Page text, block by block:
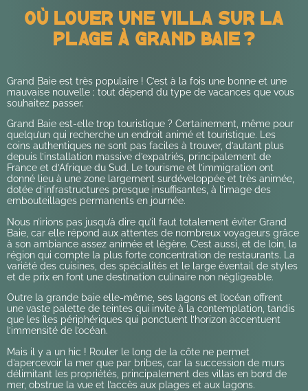
Où Louer Une Villa Sur La
Plage À Grand Baie ?
Grand Baie est très populaire ! C’est à la fois une bonne et une
mauvaise nouvelle ; tout dépend du type de vacances que vous
souhaitez passer.
Grand Baie est-elle trop touristique ? Certainement, même pour
quelqu’un qui recherche un endroit animé et touristique. Les
coins authentiques ne sont pas faciles à trouver, d’autant plus
depuis l’installation massive d’expatriés, principalement de
France et d’Afrique du Sud. Le tourisme et l’immigration ont
donné lieu à une zone largement surdéveloppée et très animée,
dotée d’infrastructures presque insuffisantes, à l’image des
embouteillages permanents en journée.
Nous n’irions pas jusqu’à dire qu’il faut totalement éviter Grand
Baie, car elle répond aux attentes de nombreux voyageurs grâce
à son ambiance assez animée et légère. C’est aussi, et de loin, la
région qui compte la plus forte concentration de restaurants. La
variété des cuisines, des spécialités et le large éventail de styles
et de prix en font une destination culinaire non négligeable.
Outre la grande baie elle-même, ses lagons et l’océan offrent
une vaste palette de teintes qui invite à la contemplation, tandis
que les îles périphériques qui ponctuent l’horizon accentuent
l’immensité de l’océan.
Mais il y a un hic ! Rouler le long de la côte ne permet
d’apercevoir la mer que par bribes, car la succession de murs
délimitant les propriétés, principalement des villas en bord de
mer, obstrue la vue et l’accès aux plages et aux lagons.